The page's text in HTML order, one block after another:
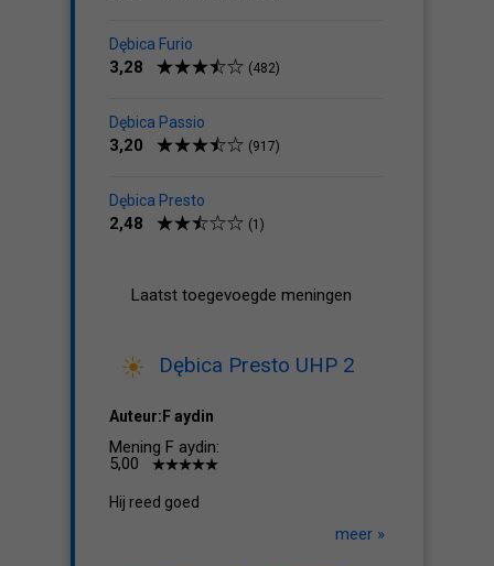
Dębica Furio
3,28 (482)
Dębica Passio
3,20 (917)
Dębica Presto
2,48 (1)
Laatst toegevoegde meningen
Dębica Presto UHP 2
Auteur:F aydin
Mening F aydin:
5,00
Hij reed goed
meer »